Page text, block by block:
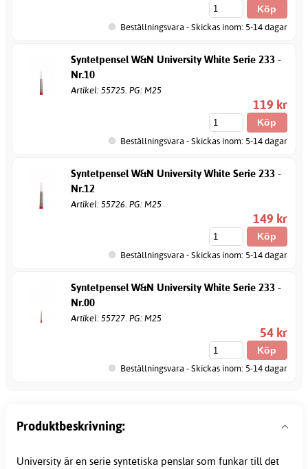
Beställningsvara - Skickas inom: 5-14 dagar
Syntetpensel W&N University White Serie 233 -
Nr.10
Artikel: 55725. PG: M25
119 kr
Beställningsvara - Skickas inom: 5-14 dagar
Syntetpensel W&N University White Serie 233 -
Nr.12
Artikel: 55726. PG: M25
149 kr
Beställningsvara - Skickas inom: 5-14 dagar
Syntetpensel W&N University White Serie 233 -
Nr.00
Artikel: 55727. PG: M25
54 kr
Beställningsvara - Skickas inom: 5-14 dagar
Produktbeskrivning:
University är en serie syntetiska penslar som funkar till det